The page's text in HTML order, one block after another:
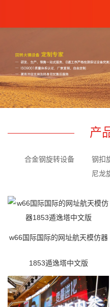
产
合金钢旋转设备 钢扣
尼龙
w66国际国际的网址航天模仿器
1853遁逸塔中文版